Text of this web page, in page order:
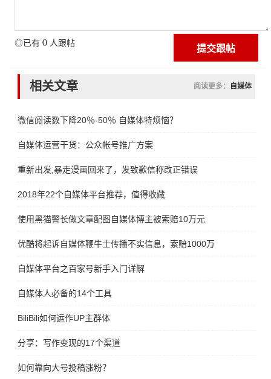
◎已有 0 人跟帖
相关文章 阅读更多： 自媒体
微信阅读数下降20％-50％ 自媒体特烦恼？
自媒体运营干货：公众帐号推广方案
重新出发,暴走漫画回来了，发致歉信称改正错误
2018年22个自媒体平台推荐，值得收藏
使用黑猫警长做文章配图自媒体博主被索赔10万元
优酷将起诉自媒体鞭牛士传播不实信息，索赔1000万
自媒体平台之百家号新手入门详解
自媒体人必备的14个工具
BiliBili如何运作UP主群体
分享：写作变现的17个渠道
如何靠向大号投稿涨粉？